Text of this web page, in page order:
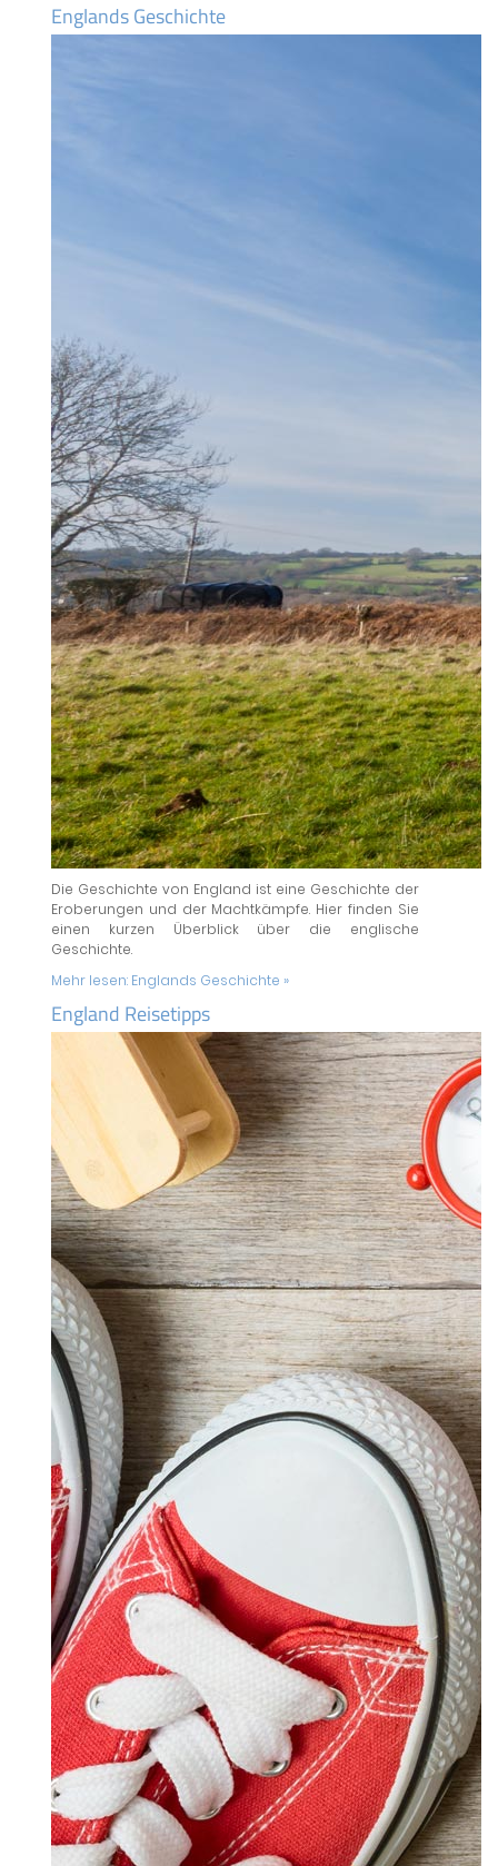
Englands Geschichte
Die Geschichte von England ist eine Geschichte der
Eroberungen und der Machtkämpfe. Hier finden Sie
einen kurzen Überblick über die englische
Geschichte.
Mehr lesen: Englands Geschichte »
England Reisetipps